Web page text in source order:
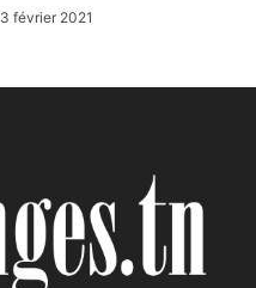
3 février 2021